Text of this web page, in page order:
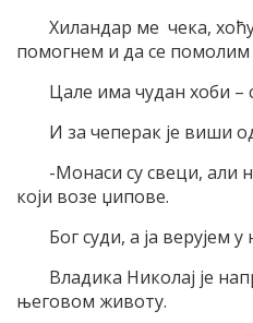
Хиландар ме чека,
помогнем и да се помолим
Цале има чудан хоби –
И за чеперак је виши
-Монаси су свеци, али
који возе џипове.
Бог суди, а ја верујем у
Владика Николај је
његовом животу.